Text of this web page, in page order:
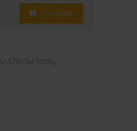
Consultar
V-STROM 1000,